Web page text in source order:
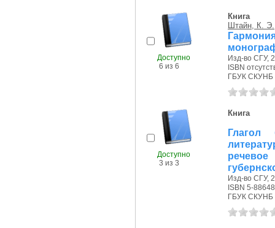
Доступно
6 из 6
Книга
Штайн, К. Э.
Изд-во СГУ,
ISBN
ГБУК
Доступно
3 из 3
Книга
Глагол
речевое
Изд-во СГУ,
ISBN 5-
ГБУК